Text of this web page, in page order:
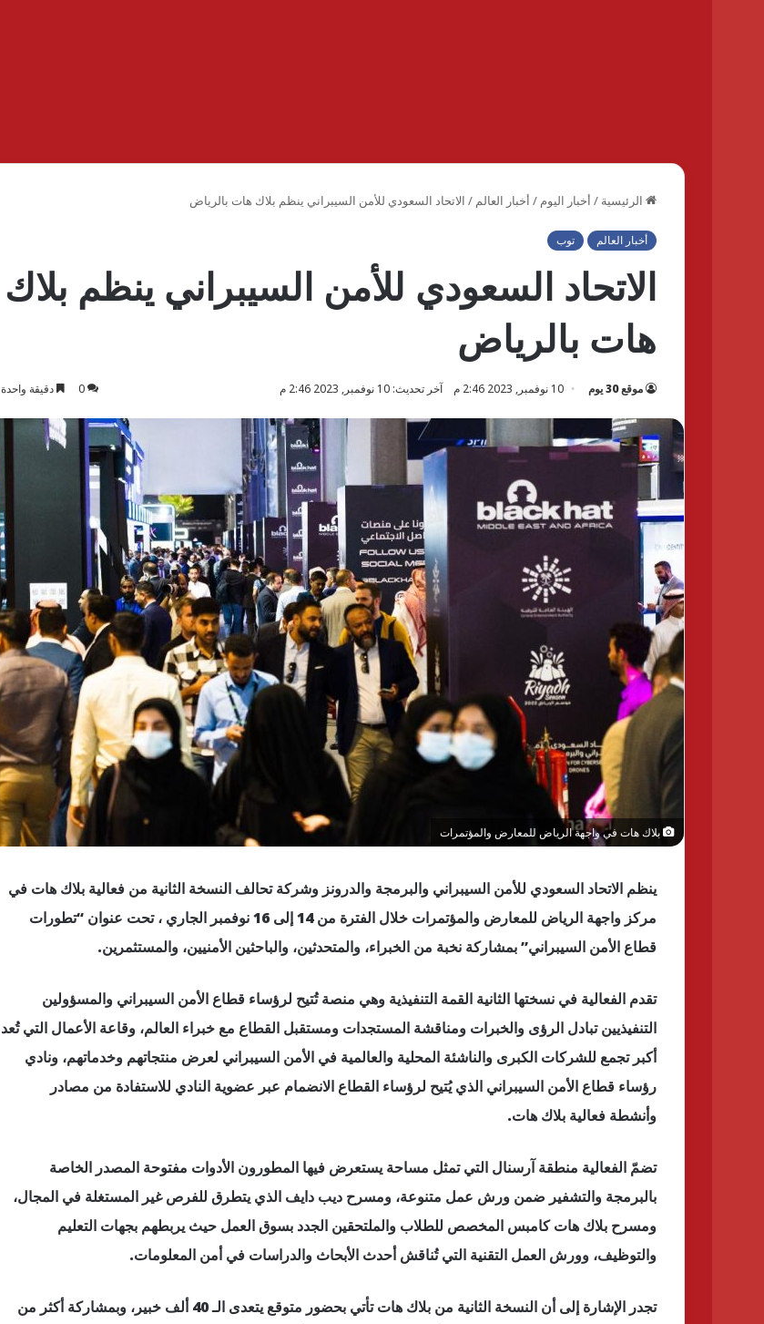
الرئيسية / أخبار اليوم / أخبار العالم / الاتحاد السعودي للأمن السيبراني ينظم بلاك هات بالرياض
أخبار العالم توب
الاتحاد السعودي للأمن السيبراني ينظم بلاك
هات بالرياض
موقع 30 يوم 10 نوفمبر, 2023 2:46 م آخر تحديث: 10 نوفمبر, 2023 2:46 م 0 دقيقة واحدة
بلاك هات في واجهة الرياض للمعارض والمؤتمرات
ينظم الاتحاد السعودي للأمن السيبراني والبرمجة والدرونز وشركة تحالف النسخة الثانية من فعالية بلاك هات في
مركز واجهة الرياض للمعارض والمؤتمرات خلال الفترة من 14 إلى 16 نوفمبر الجاري ، تحت عنوان “تطورات
قطاع الأمن السيبراني” بمشاركة نخبة من الخبراء، والمتحدثين، والباحثين الأمنيين، والمستثمرين.
تقدم الفعالية في نسختها الثانية القمة التنفيذية وهي منصة تُتيح لرؤساء قطاع الأمن السيبراني والمسؤولين
التنفيذيين تبادل الرؤى والخبرات ومناقشة المستجدات ومستقبل القطاع مع خبراء العالم، وقاعة الأعمال التي تُعد
أكبر تجمع للشركات الكبرى والناشئة المحلية والعالمية في الأمن السيبراني لعرض منتجاتهم وخدماتهم، ونادي
رؤساء قطاع الأمن السيبراني الذي يُتيح لرؤساء القطاع الانضمام عبر عضوية النادي للاستفادة من مصادر
وأنشطة فعالية بلاك هات.
تضمّ الفعالية منطقة آرسنال التي تمثل مساحة يستعرض فيها المطورون الأدوات مفتوحة المصدر الخاصة
بالبرمجة والتشفير ضمن ورش عمل متنوعة، ومسرح ديب دايف الذي يتطرق للفرص غير المستغلة في المجال،
ومسرح بلاك هات كامبس المخصص للطلاب والملتحقين الجدد بسوق العمل حيث يربطهم بجهات التعليم
والتوظيف، وورش العمل التقنية التي تُناقش أحدث الأبحاث والدراسات في أمن المعلومات.
تجدر الإشارة إلى أن النسخة الثانية من بلاك هات تأتي بحضور متوقع يتعدى الـ 40 ألف خبير، وبمشاركة أكثر من